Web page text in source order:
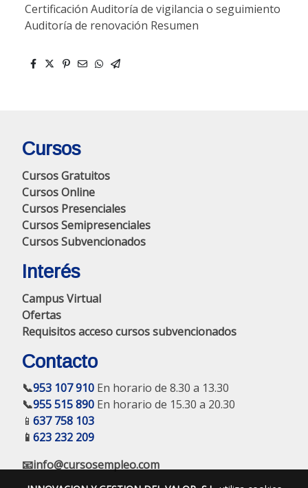
Certificación Auditoría de vigilancia o seguimiento
Auditoría de renovación Resumen
Cursos
Cursos Gratuitos
Cursos Online
Cursos Presenciales
Cursos Semipresenciales
Cursos Subvencionados
Interés
Campus Virtual
Ofertas
Requisitos acceso cursos subvencionados
Contacto
📞953 107 910 En horario de 8.30 a 13.30
📞955 515 890 En horario de 15.30 a 20.30
📱 637 758 103
📱 623 232 209
📧info@cursosempleo.com